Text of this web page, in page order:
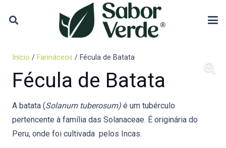
Início / Farináceos / Fécula de Batata
Fécula de Batata
A batata (Solanumtuberosum) é um tubérculo
pertencente à família das Solanaceae. É originária do
Peru, onde foi cultivada pelos Incas.